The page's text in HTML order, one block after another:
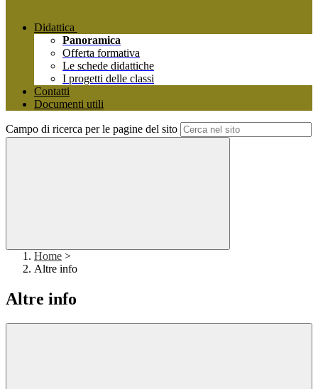
Didattica
Panoramica
Offerta formativa
Le schede didattiche
I progetti delle classi
Contatti
Documenti utili
Campo di ricerca per le pagine del sito
Home >
Altre info
Altre info